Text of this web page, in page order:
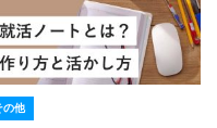
の他